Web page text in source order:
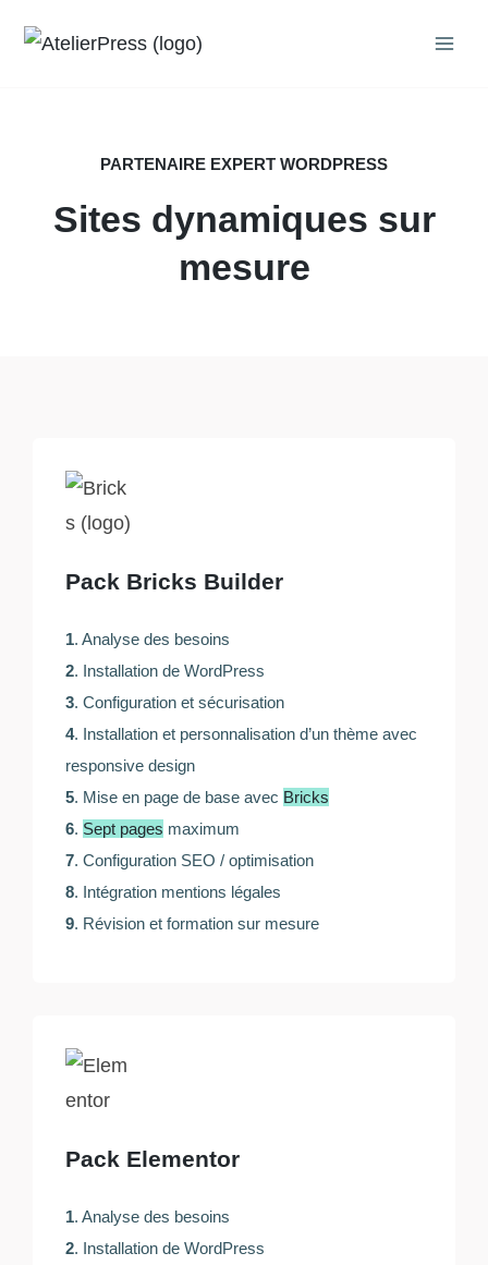
PARTENAIRE EXPERT WORDPRESS
Sites dynamiques sur
mesure
Pack Bricks Builder
1. Analyse des besoins
2. Installation de WordPress
3. Configuration et sécurisation
4. Installation et personnalisation d’un thème avec
responsive design
5. Mise en page de base avec Bricks
6. Sept pages maximum
7. Configuration SEO / optimisation
8. Intégration mentions légales
9. Révision et formation sur mesure
Pack Elementor
1. Analyse des besoins
2. Installation de WordPress